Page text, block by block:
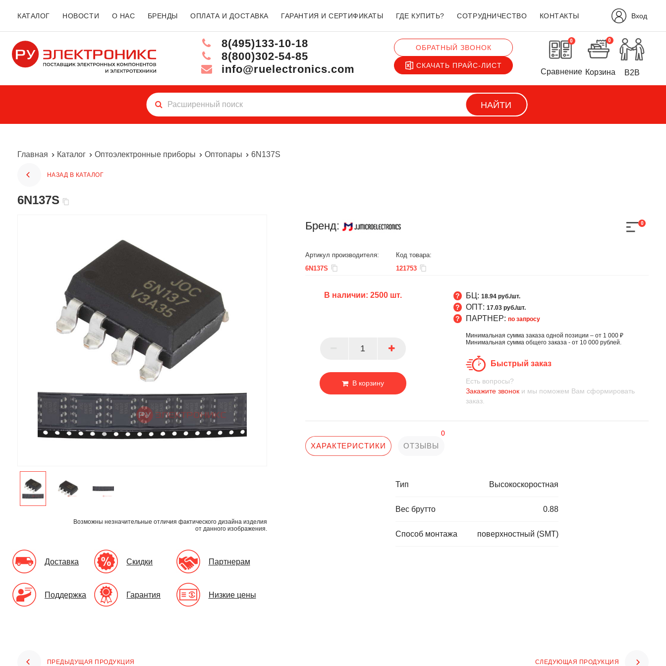
КАТАЛОГ НОВОСТИ О НАС БРЕНДЫ ОПЛАТА И ДОСТАВКА ГАРАНТИЯ И СЕРТИФИКАТЫ ГДЕ КУПИТЬ? СОТРУДНИЧЕСТВО КОНТАКТЫ Вход
8(495)133-10-18
8(800)302-54-85
info@ruelectronics.com
ОБРАТНЫЙ ЗВОНОК
СКАЧАТЬ ПРАЙС-ЛИСТ
0
Сравнение
0
Корзина B2B
НАЙТИ
Главная Каталог Оптоэлектронные приборы Оптопары 6N137S
НАЗАД В КАТАЛОГ
6N137S
Возможны незначительные отличия фактического дизайна изделия
от данного изображения.
Доставка Скидки Партнерам
Поддержка Гарантия Низкие цены
Бренд: 0
Артикул производителя:
6N137S
Код товара:
121753
В наличии:2500 шт.
В корзину
БЦ: 18.94 руб./шт.
ОПТ: 17.03 руб./шт.
ПАРТНЕР: по запросу
Минимальная сумма заказа одной позиции – от 1 000 ₽
Минимальная сумма общего заказа - от 10 000 рублей.
Быстрый заказ
Есть вопросы?
Закажите звоноки мы поможем Вам сформировать
заказ.
ХАРАКТЕРИСТИКИ ОТЗЫВЫ
0
Тип Высокоскоростная
Вес брутто 0.88
Способ монтажа поверхностный (SMT)
ПРЕДЫДУЩАЯ ПРОДУКЦИЯ СЛЕДУЮЩАЯ ПРОДУКЦИЯ